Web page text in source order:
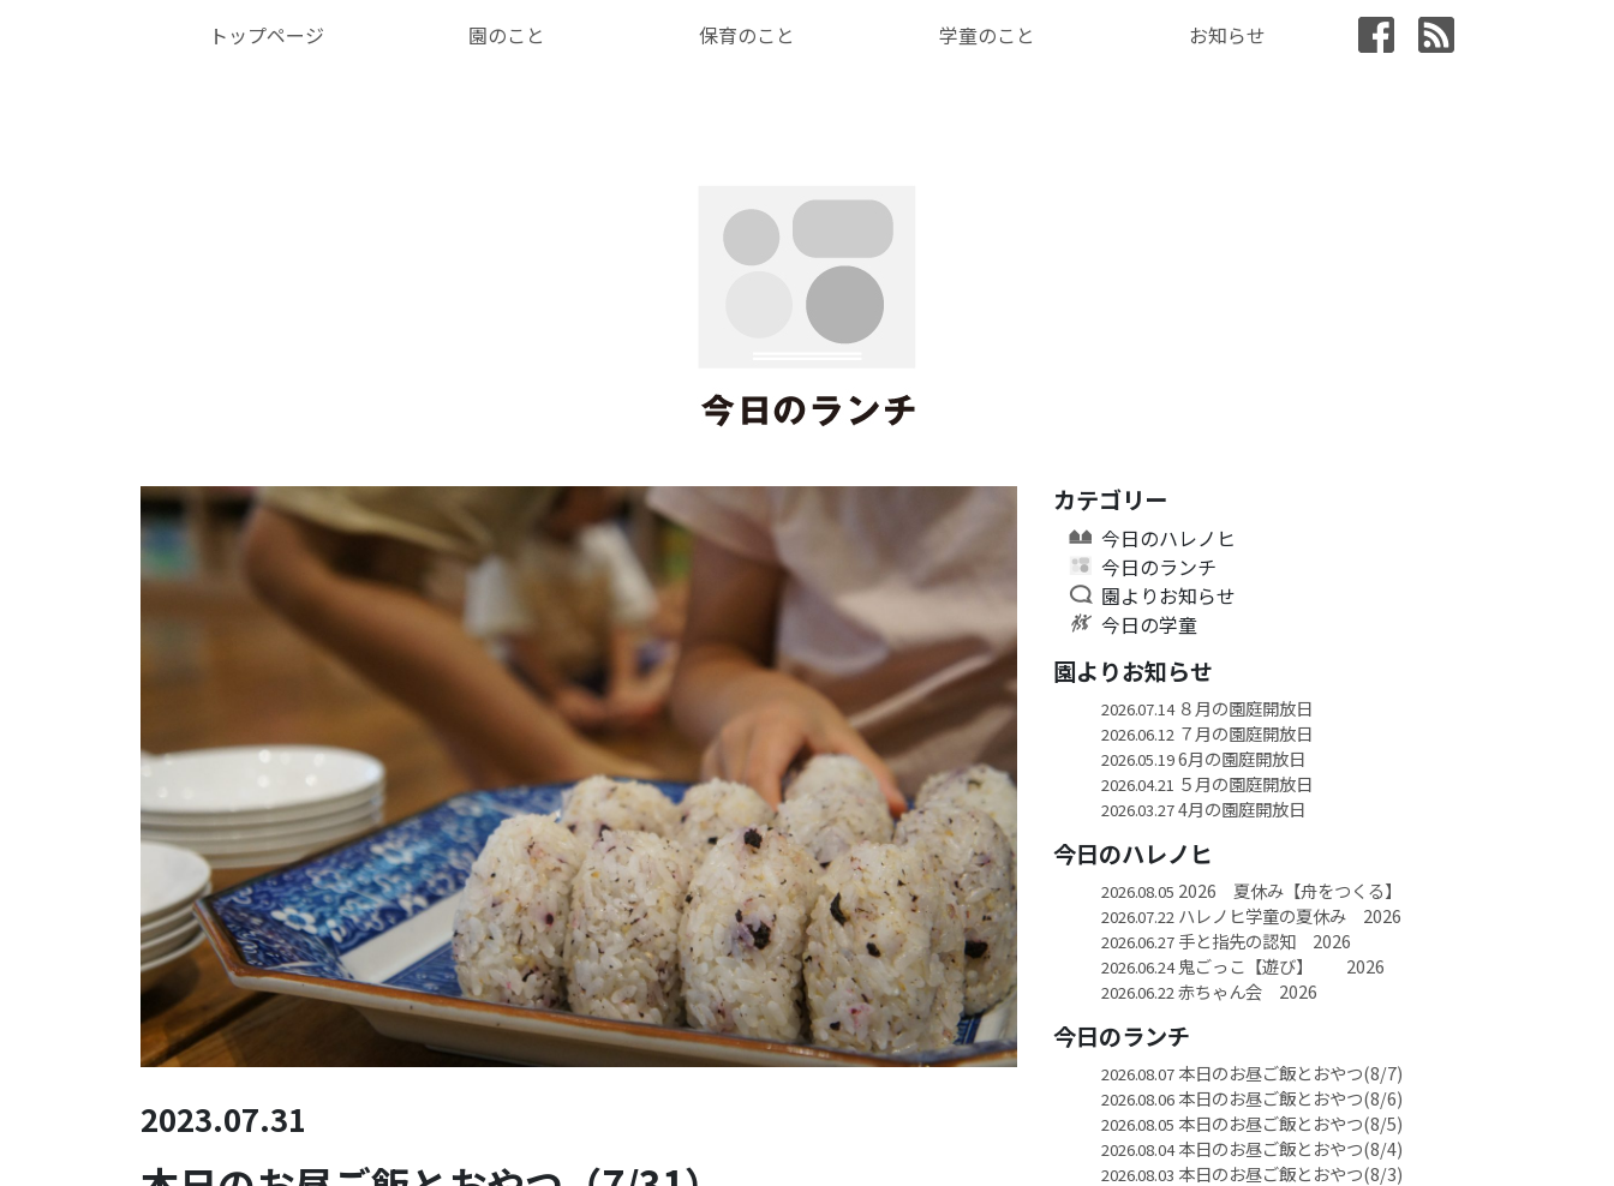
トップページ 園のこと 保育のこと 学童のこと お知らせ
2023.07.31
カテゴリー
今日のハレノヒ
今日のランチ
園よりお知らせ
今日の学童
園よりお知らせ
2026.07.14８月の園庭開放日
2026.06.12 ７月の園庭開放日
2026.05.196月の園庭開放日
2026.04.21 ５月の園庭開放日
2026.03.274月の園庭開放日
今日のハレノヒ
2026.08.05 2026 夏休み【舟をつくる】
2026.07.22 ハレノヒ学童の夏休み 2026
2026.06.27手と指先の認知 2026
2026.06.24鬼ごっこ【遊び】 2026
2026.06.22 赤ちゃん会 2026
今日のランチ
2026.08.07本日のお昼ご飯とおやつ(8/7)
2026.08.06本日のお昼ご飯とおやつ(8/6)
2026.08.05 本日のお昼ご飯とおやつ(8/5)
2026.08.04本日のお昼ご飯とおやつ(8/4)
2026.08.03 本日のお昼ご飯とおやつ(8/3)